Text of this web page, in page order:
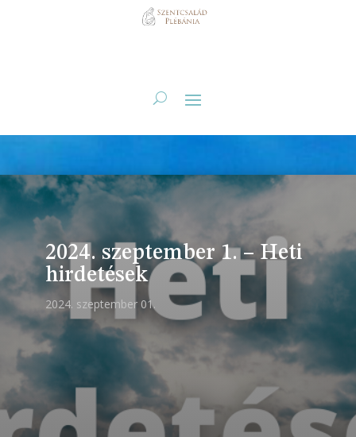
2024. szeptember 1. – Heti
hirdetések
2024. szeptember 01.